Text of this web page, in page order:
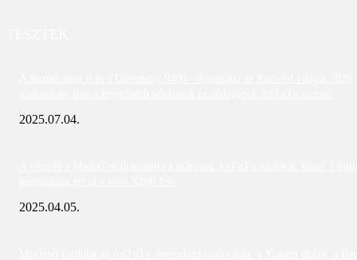
2025.07.04.
2025.04.05.